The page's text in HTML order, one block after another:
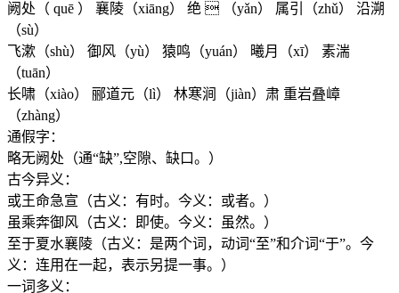
阙处（ quē ） 襄陵（xiāng） 绝  （yǎn） 属引（zhǔ） 沿溯
（sù）
飞漱（shù） 御风（yù） 猿鸣（yuán） 曦月（xī） 素湍
（tuān）
长啸（xiào） 郦道元（lì） 林寒涧（jiàn）肃 重岩叠嶂
（zhàng）
通假字：
略无阙处（通“缺”,空隙、缺口。）
古今异义：
或王命急宣（古义：有时。今义：或者。）
虽乘奔御风（古义：即使。今义：虽然。）
至于夏水襄陵（古义：是两个词，动词“至”和介词“于”。今
义：连用在一起，表示另提一事。）
一词多义：